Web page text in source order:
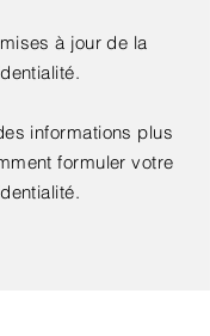
à jour de la
informations plus
formuler votre